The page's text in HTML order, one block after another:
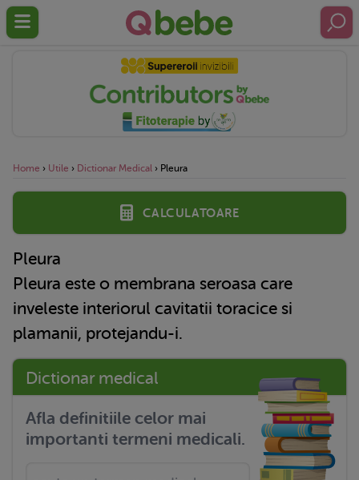
Home › Utile › Dictionar Medical › Pleura
Calculatoare
Pleura
Pleura este o membrana seroasa care
inveleste interiorul cavitatii toracice si
plamanii, protejandu-i.
Dictionar medical
Afla definitiile celor mai
importanti termeni medicali.